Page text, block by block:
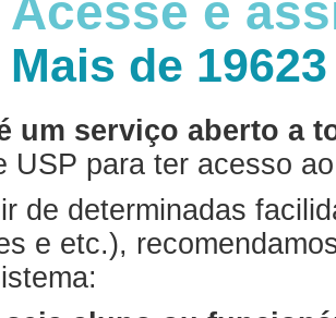
Acesse e
Mais de
um serviço aberto a
USP para ter acesso
de determinadas
e etc.),